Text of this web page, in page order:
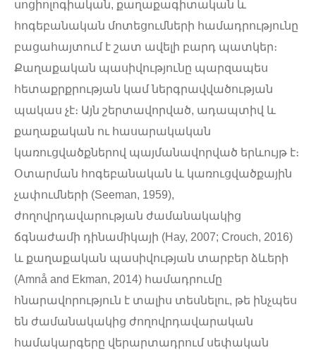
սոցիոլոգիական, քաղաքագիտական և
հոգեբանական մոտեցումների համադրությունը
բացահայտում է շատ ավելի բարդ պատկեր։
Քաղաքական պասիվությունը պարզապես
հետաքրքրության կամ ներգրավվածության
պակաս չէ։ Այն շերտավորված, ադապտիվ և
քաղաքական ու հասարակական
կառուցվածքներով պայմանավորված երևույթ է։
Օտարման հոգեբանական և կառուցվածքային
չափումների (Seeman, 1959),
ժողովրդավարության ժամանակակից
ճգնաժամի դինամիկայի (Hay, 2007; Crouch, 2016)
և քաղաքական պասիվության տարբեր ձևերի
(Amnå and Ekman, 2014) համադրումը
հնարավորություն է տալիս տեսնելու, թե ինչպես
են ժամանակակից ժողովրդավարական
համակարգերը վերարտադրում սեփական